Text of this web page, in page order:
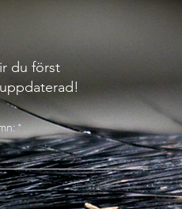
du först